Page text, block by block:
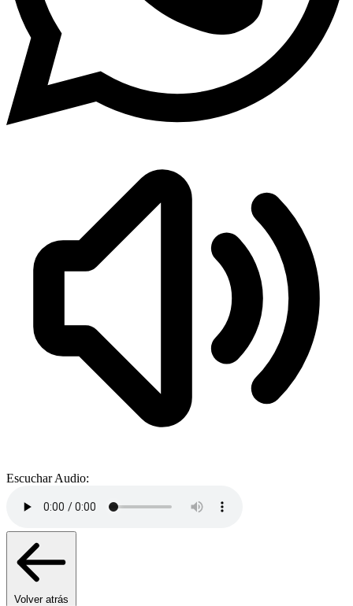
Escuchar Audio:
Volver atrás